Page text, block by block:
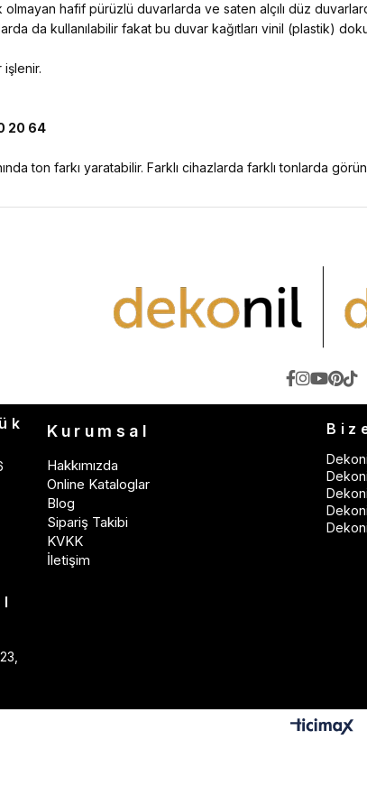
hafif pürüzlü duvarlarda ve saten alçılı düz
da kullanılabilir fakat bu duvar kağıtları vinil (plastik)
işlenir.
20 64
ton farkı yaratabilir. Farklı cihazlarda farklı tonlarda
Kurumsal
Hakkımızda
Online Kataloglar
Blog
Sipariş Takibi
KVKK
İletişim